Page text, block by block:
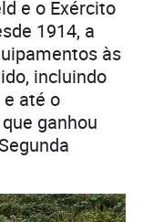
e o Exército
1914, a
às
incluindo
até o
ganhou